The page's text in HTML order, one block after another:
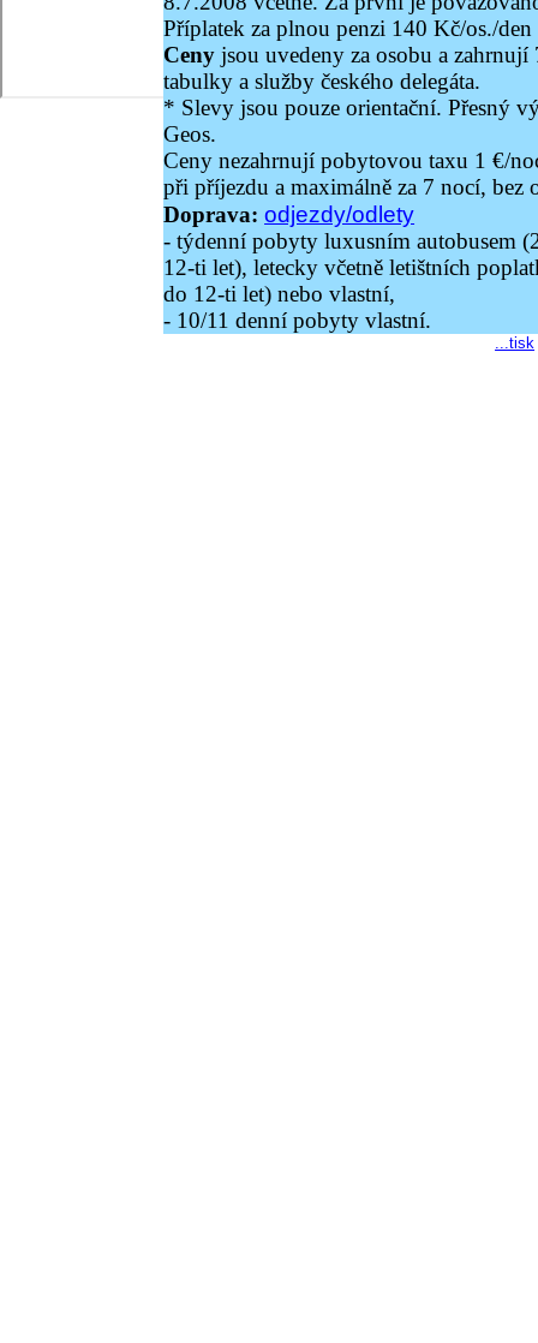
Příplatek za plnou penzi 140 Kč/os./den
Ceny jsou uvedeny za osobu a
tabulky a služby českého delegáta.
* Slevy jsou pouze orientační. Přesný
Geos.
Ceny nezahrnují pobytovou taxu 1 €/
při příjezdu a maximálně za 7 nocí, bez
Doprava: odjezdy/odlety
- týdenní pobyty luxusním autobusem
12-ti let), letecky včetně letištních
do 12-ti let) nebo vlastní,
- 10/11 denní pobyty vlastní.
...tisk